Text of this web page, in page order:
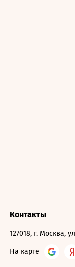
Контакты
127018, г. Москва,
На карте